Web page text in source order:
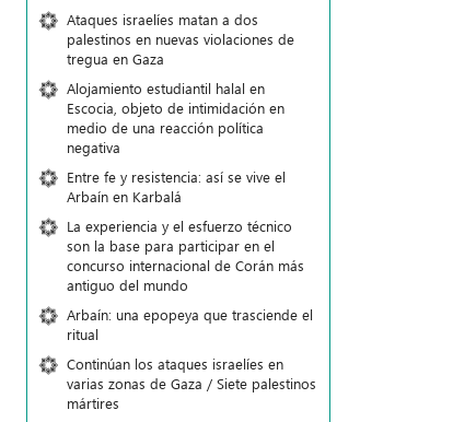
Ataques israelíes matan a dos
palestinos en nuevas violaciones de
tregua en Gaza
Alojamiento estudiantil halal en
Escocia, objeto de intimidación en
medio de una reacción política
negativa
Entre fe y resistencia: así se vive el
Arbaín en Karbalá
La experiencia y el esfuerzo técnico
son la base para participar en el
concurso internacional de Corán más
antiguo del mundo
Arbaín: una epopeya que trasciende el
ritual
Continúan los ataques israelíes en
varias zonas de Gaza / Siete palestinos
mártires